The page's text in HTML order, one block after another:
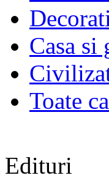
Casa si
Toate
Edituri